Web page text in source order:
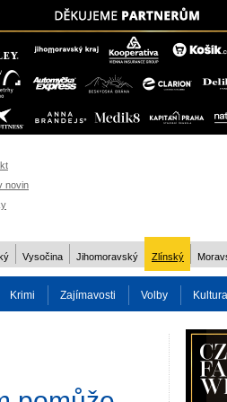
novin
Vysočina Jihomoravský Zlínský
Krimi Zajímavosti Volby Kultura
Charita